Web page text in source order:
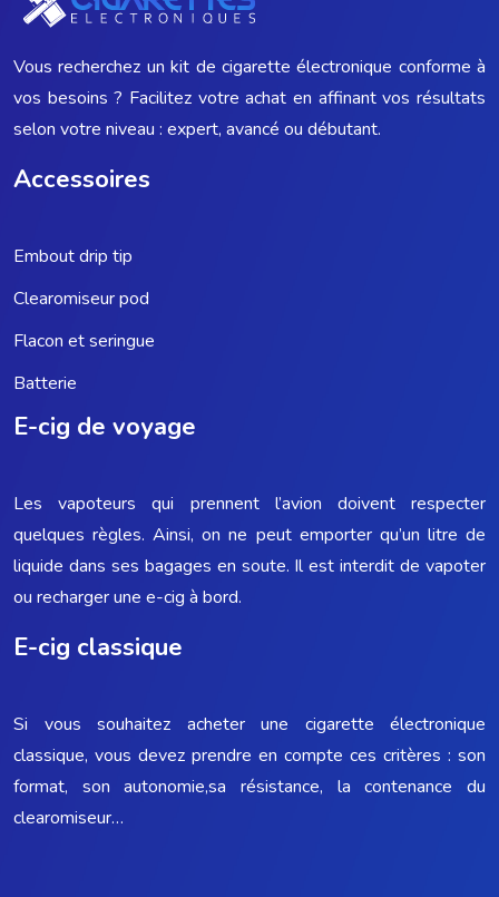
Vous recherchez un kit de cigarette électronique conforme à
vos besoins ? Facilitez votre achat en affinant vos résultats
selon votre niveau : expert, avancé ou débutant.
Accessoires
Embout drip tip
Clearomiseur pod
Flacon et seringue
Batterie
E-cig de voyage
Les vapoteurs qui prennent l’avion doivent respecter
quelques règles. Ainsi, on ne peut emporter qu’un litre de
liquide dans ses bagages en soute. Il est interdit de vapoter
ou recharger une e-cig à bord.
E-cig classique
Si vous souhaitez acheter une cigarette électronique
classique, vous devez prendre en compte ces critères : son
format, son autonomie,sa résistance, la contenance du
clearomiseur…